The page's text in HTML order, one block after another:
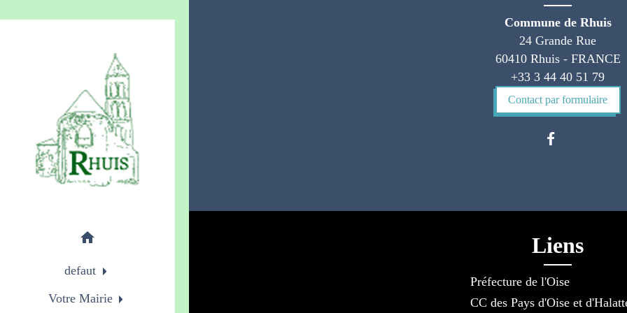
home
defaut
Votre Mairie
Commune de Rhuis
24 Grande Rue
60410 Rhuis - FRANCE
+33 3 44 40 51 79
Contact par formulaire
Liens
Préfecture de l'Oise
CC des Pays d'Oise et